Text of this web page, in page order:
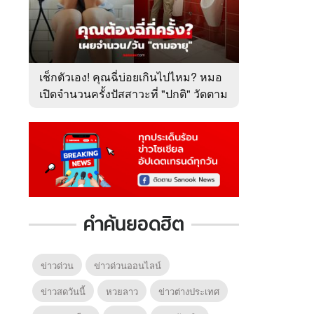
เช็กตัวเอง! คุณฉี่บ่อยเกินไปไหม? หมอ
เปิดจำนวนครั้งปัสสาวะที่ "ปกติ" วัดตาม
คำค้นยอดฮิต
ข่าวด่วน
ข่าวด่วนออนไลน์
ข่าวสดวันนี้
หวยลาว
ข่าวต่างประเทศ